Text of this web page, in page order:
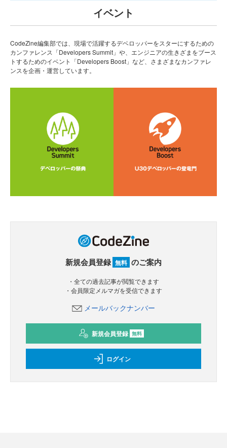
イベント
CodeZine編集部では、現場で活躍するデベロッパーをスターにするための
カンファレンス「Developers Summit」や、エンジニアの生きざまをブース
トするためのイベント「Developers Boost」など、さまざまなカンファレ
ンスを企画・運営しています。
新規会員登録 無料 のご案内
・全ての過去記事が閲覧できます
・会員限定メルマガを受信できます
メールバックナンバー
新規会員登録 無料
ログイン